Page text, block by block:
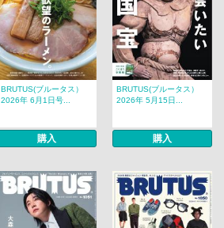
BRUTUS(ブルータス）
2026年 6月1日号...
購入
BRUTUS(ブルータス）
2026年 5月15日...
購入